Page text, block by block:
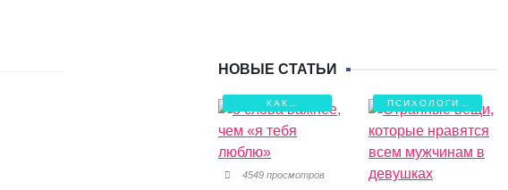
НОВЫЕ СТАТЬИ
КАК
СОХРАНИТЬ
ЛЮБОВЬ?
4549 просмотров
ПСИХОЛОГИЯ
ЛЮБВИ